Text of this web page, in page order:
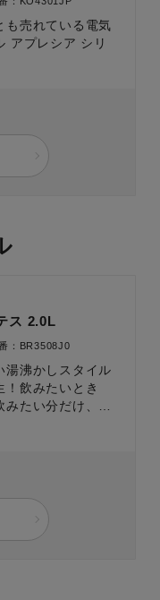
も売れている電気
アプレシア シリ
ス 2.0L
：BR3508J0
湯沸かしスタイル
！飲みたいとき
みたい分だけ、す